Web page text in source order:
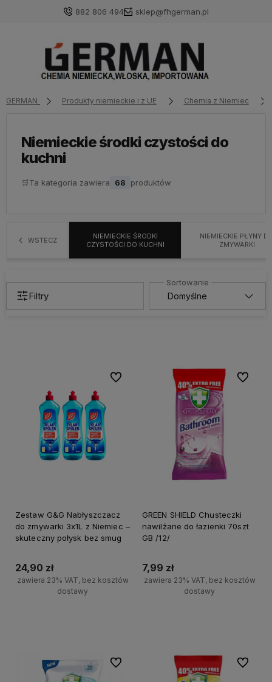
882 806 494 sklep@fhgerman.pl
GERMAN Produkty niemieckie i z UE Chemia z Niemiec
Niemieckie środki czystości do
kuchni
🛒Ta kategoria zawiera 68 produktów
WSTECZ
NIEMIECKIE ŚRODKI
CZYSTOŚCI DO KUCHNI
NIEMIECKIE PŁYNY
ZMYWARKI
Filtry
Zestaw G&G Nabłyszczacz
do zmywarki 3x1L z Niemiec –
skuteczny połysk bez smug
24,90 zł
zawiera 23% VAT, bez kosztów
dostawy
Do ulubionych
GREEN SHIELD Chusteczki
nawilżane do łazienki 70szt
GB /12/
7,99 zł
zawiera 23% VAT, bez kosztów
dostawy
Do
Do ulubionych Do